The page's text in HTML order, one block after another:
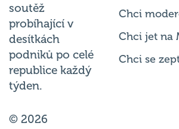
soutěž
probíhající v
desítkách
podniků po celé
republice každý
týden.
© 2026
Chci
Chci jet na
Chci se